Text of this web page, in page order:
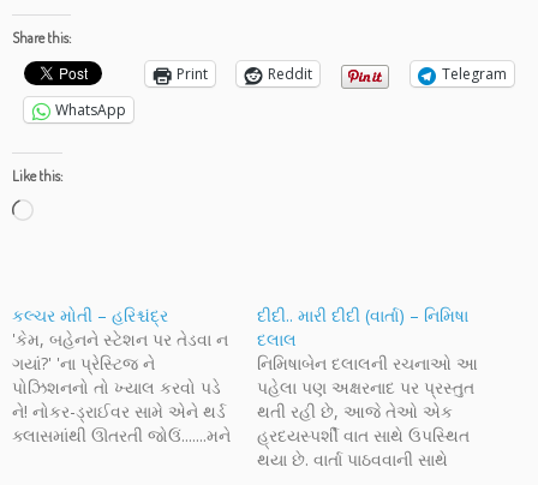
Share this:
Print Reddit
Telegram
WhatsApp
Like this:
Loading…
કલ્ચર મોતી – હરિશ્ચંદ્ર
'કેમ, બહેનને સ્ટેશન પર તેડવા ન
ગયાં?' 'ના પ્રેસ્ટિજ ને
પોઝિશનનો તો ખ્યાલ કરવો પડે
ને! નોકર-ડ્રાઈવર સામે એને થર્ડ
ક્લાસમાંથી ઊતરતી જોઉં.......મને
દીદી.. મારી દીદી (વાર્તા) – નિમિષા
દલાલ
નિમિષાબેન દલાલની રચનાઓ આ
પહેલા પણ અક્ષરનાદ પર પ્રસ્તુત
થતી રહી છે, આજે તેઓ એક
હ્રદયસ્પર્શી વાત સાથે ઉપસ્થિત
થયા છે. વાર્તા પાઠવવાની સાથે